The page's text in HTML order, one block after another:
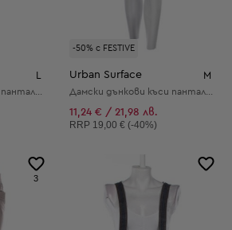
-50% с FESTIVE
Urban Surface M
Дамски дънкови къси панталони
11,24 € / 21,98 лв.
Препоръчителна цена:
RRP 19,00 € (-40%)
3